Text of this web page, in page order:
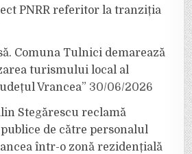
PNRR referitor la tranziția
Comuna Tulnici demarează
turismului local al
Vrancea” 30/06/2026
Stegărescu reclamă
de către personalul
într-o zonă rezidențială